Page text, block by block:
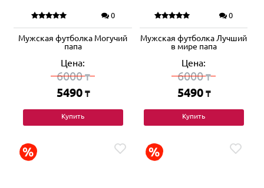
0
Мужская футболка Могучий
папа
Цена:
6000₸
5490 ₸
Купить
0
Мужская футболка Лучший
в мире папа
Цена:
6000₸
5490 ₸
Купить